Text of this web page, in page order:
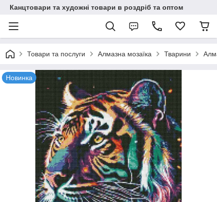
Канцтовари та художні товари в роздріб та оптом
Товари та послуги Алмазна мозаїка Тварини
Новинка